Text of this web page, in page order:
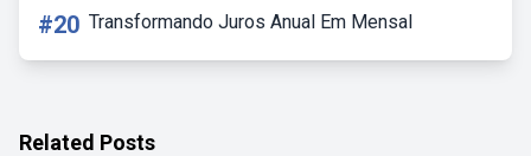
#20 Transformando Juros Anual Em Mensal
Related Posts